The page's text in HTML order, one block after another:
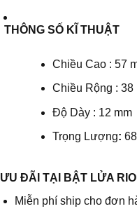
THÔNG SỐ KĨ THUẬT
Chiều Cao : 57
Chiều Rộng : 38
Độ Dày : 12 mm
Trọng Lượng:
ƯU ĐÃI TẠI BẬT LỬA RIO
Miễn phí ship cho đơn